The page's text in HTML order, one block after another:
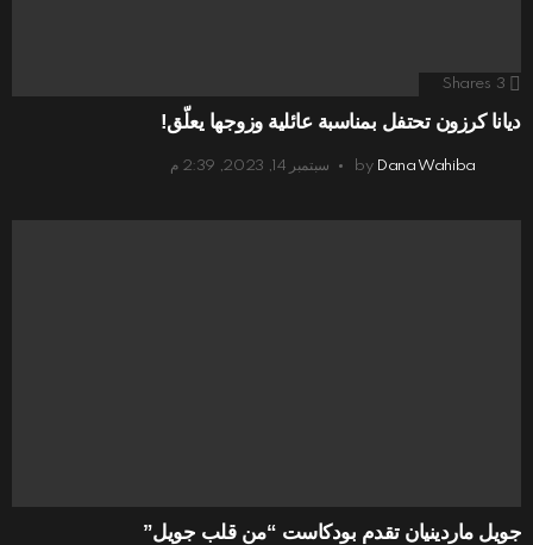
3
Shares
ديانا كرزون تحتفل بمناسبة عائلية وزوجها يعلّق!
by Dana Wahiba سبتمبر 14, 2023, 2:39 م
جويل ماردينيان تقدم بودكاست “من قلب جويل”